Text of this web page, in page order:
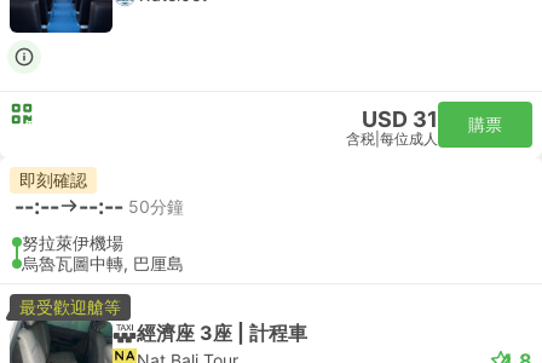
USD 31
含税 每位成人
購票
即刻確認
--:-- --:-- 50分鐘
努拉萊伊機場
烏魯瓦圖中轉, 巴厘島
最受歡迎艙等
經濟座 3座 | 計程車